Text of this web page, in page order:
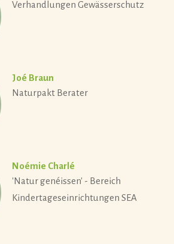
Verhandlungen Gewässerschutz
Joé Braun
Naturpakt Berater
Noémie Charlé
'Natur genéissen' - Bereich
Kindertageseinrichtungen SEA